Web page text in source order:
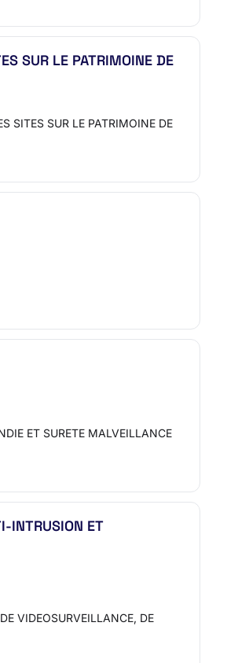
SUR LE PATRIMOINE DE
SITES SUR LE PATRIMOINE DE
ET SURETE MALVEILLANCE
INTRUSION ET
VIDEOSURVEILLANCE, DE